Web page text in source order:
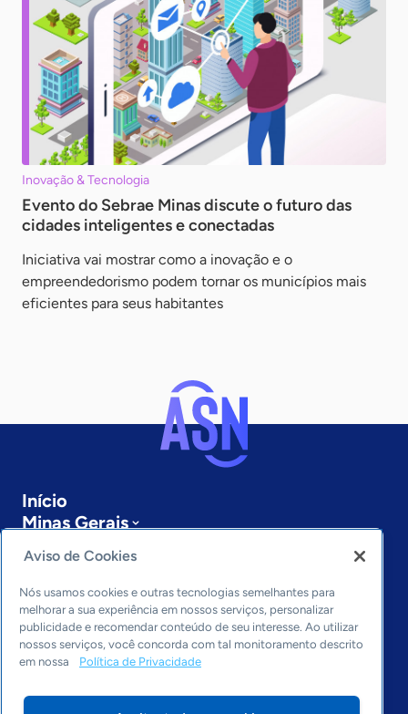
Inovação & Tecnologia
Evento do Sebrae Minas discute o futuro das
cidades inteligentes e conectadas
Iniciativa vai mostrar como a inovação e o
empreendedorismo podem tornar os municípios mais
eficientes para seus habitantes
Início
Minas Gerais
Sobre a ASN
Últimas notícias
Entre em contato
Editorias
Economia & Política
Inovação & Tecnologia
Cultura empreendedora
Aviso de Cookies
Nós usamos cookies e outras tecnologias semelhantes para
melhorar a sua experiência em nossos serviços, personalizar
publicidade e recomendar conteúdo de seu interesse. Ao utilizar
nossos serviços, você concorda com tal monitoramento descrito
em nossa
Política de Privacidade